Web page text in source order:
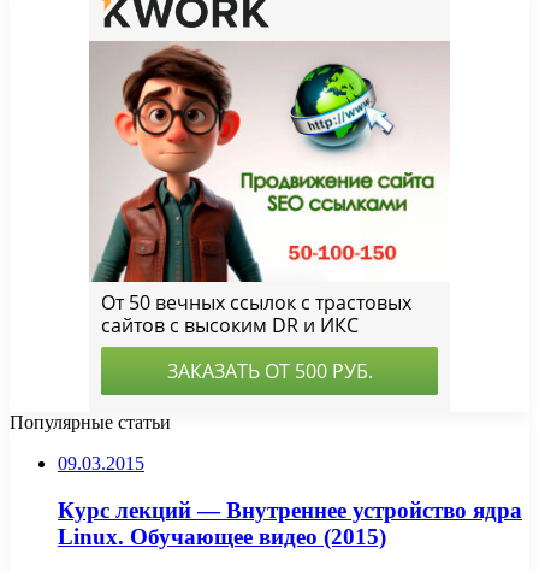
Популярные статьи
09.03.2015
Курс лекций — Внутреннее устройство ядра
Linux. Обучающее видео (2015)